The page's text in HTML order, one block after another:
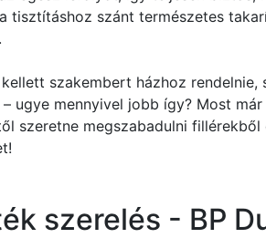
tisztításhoz szánt természetes
szakembert házhoz
ugye mennyivel jobb így? Most
szeretne megszabadulni
szerelés - BP